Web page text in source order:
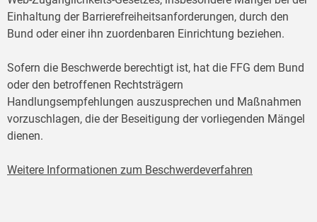
Einhaltung der Barrierefreiheitsanforderungen, durch den
Bund oder einer ihn zuordenbaren Einrichtung beziehen.
Sofern die Beschwerde berechtigt ist, hat die FFG dem Bund
oder den betroffenen Rechtsträgern
Handlungsempfehlungen auszusprechen und Maßnahmen
vorzuschlagen, die der Beseitigung der vorliegenden Mängel
dienen.
Weitere Informationen zum Beschwerdeverfahren